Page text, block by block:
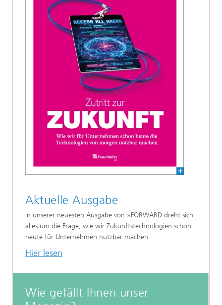
Aktuelle Ausgabe
In unserer neuesten Ausgabe von »FORWARD dreht sich
alles um die Frage, wie wir Zukunftstechnologien schon
heute für Unternehmen nutzbar machen.
Hier lesen
Wie gefällt Ihnen unser